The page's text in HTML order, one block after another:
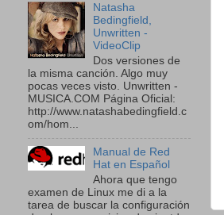
Natasha
Bedingfield,
Unwritten -
VideoClip
Dos versiones de
la misma canción. Algo muy
pocas veces visto. Unwritten -
MUSICA.COM Página Oficial:
http://www.natashabedingfield.c
om/hom...
Manual de Red
Hat en Español
Ahora que tengo
examen de Linux me di a la
tarea de buscar la configuración